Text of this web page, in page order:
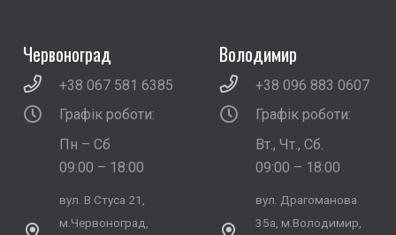
Червоноград
+38 067 581 6385
Графік роботи:
Пн – Сб
09:00 – 18:00
вул. В.Стуса 21,
м.Червоноград,
Володимир
+38 096 883 0607
Графік роботи:
Вт., Чт., Сб.
09:00 – 18:00
вул. Драгоманова
35а, м.Володимир,